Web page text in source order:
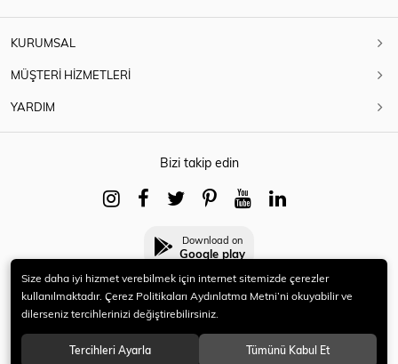
KURUMSAL
MÜŞTERİ HİZMETLERİ
YARDIM
Bizi takip edin
Download on
Google play
© 2021 HERYENİ. Tüm hakları saklıdır.
Size daha iyi hizmet verebilmek için internet sitemizde çerezler
kullanılmaktadır. Çerez Politikaları Aydınlatma Metni’ni okuyabilir ve
dilerseniz tercihlerinizi değiştirebilirsiniz.
Tercihleri Ayarla Tümünü Kabul Et